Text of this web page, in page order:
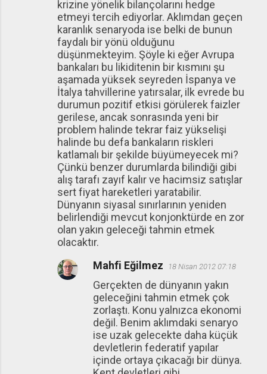
krizine yönelik bilançolarını hedge
etmeyi tercih ediyorlar. Aklımdan geçen
karanlık senaryoda ise belki de bunun
faydalı bir yönü olduğunu
düşünmekteyim. Şöyle ki eğer Avrupa
bankaları bu likiditenin bir kısmını şu
aşamada yüksek seyreden İspanya ve
İtalya tahvillerine yatırsalar, ilk evrede bu
durumun pozitif etkisi görülerek faizler
gerilese, ancak sonrasında yeni bir
problem halinde tekrar faiz yükselişi
halinde bu defa bankaların riskleri
katlamalı bir şekilde büyümeyecek mi?
Çünkü benzer durumlarda bilindiği gibi
alış tarafı zayıf kalır ve hacimsiz satışlar
sert fiyat hareketleri yaratabilir.
Dünyanın siyasal sınırlarının yeniden
belirlendiği mevcut konjonktürde en zor
olan yakın geleceği tahmin etmek
olacaktır.
Mahfi Eğilmez
18 Nisan 2012 07:18
Gerçekten de dünyanın yakın
geleceğini tahmin etmek çok
zorlaştı. Konu yalnızca ekonomi
değil. Benim aklımdaki senaryo
ise uzak gelecekte daha küçük
devletlerin federatif yapılar
içinde ortaya çıkacağı bir dünya.